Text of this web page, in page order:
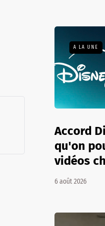
A LA UNE
Accord
qu'on
vidéos
6 août 2026